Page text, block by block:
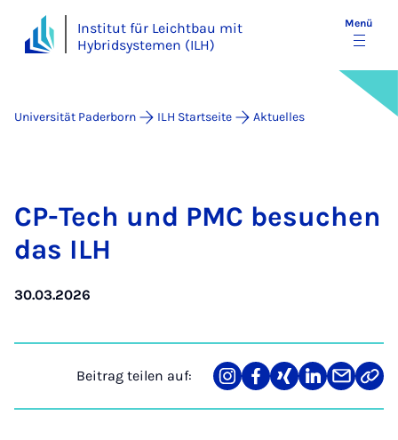
Institut für Leichtbau mit
Hybridsystemen (ILH)
Menü
Universität Paderborn ILH Startseite Aktuelles
CP-Tech und PMC be­su­chen
das ILH
30.03.2026
Beitrag teilen auf:
Teilen
auf
Teilen
auf
Teilen
auf
Teilen
auf
Teilen
über
Link